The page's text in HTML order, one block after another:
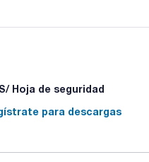
Hoja de seguridad
para descargas